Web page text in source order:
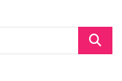
Buscar